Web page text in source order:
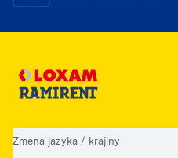
Zmena jazyka / krajiny